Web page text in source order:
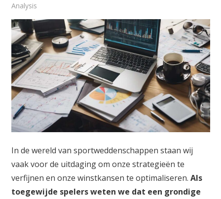
Analysis
In de wereld van sportweddenschappen staan wij
vaak voor de uitdaging om onze strategieën te
verfijnen en onze winstkansen te optimaliseren. Als
toegewijde spelers weten we dat een grondige